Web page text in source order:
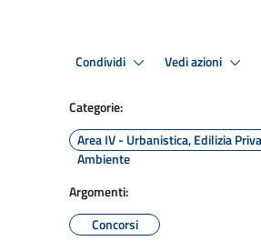
Condividi Vedi azioni
Categorie:
Area IV - Urbanistica, Edilizia
Ambiente
Argomenti:
Concorsi